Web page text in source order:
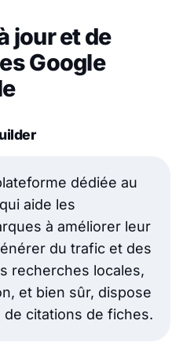
jour et de
Google
dédiée au
aide les
à améliorer leur
du trafic et des
recherches locales,
et bien sûr, dispose
de citations de fiches.